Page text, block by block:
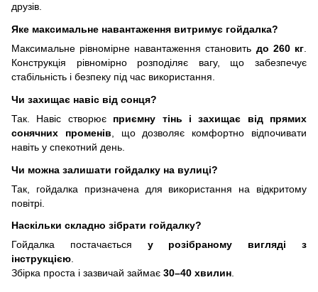
друзів.
Яке максимальне навантаження витримує гойдалка?
Максимальне рівномірне навантаження становить до 260 кг
Конструкція рівномірно розподіляє вагу, що забезпечує
стабільність і безпеку під час використання.
Чи захищає навіс від сонця?
Так. Навіс створює приємну тінь і захищає від прямих
сонячних променів , що дозволяє комфортно відпочивати
навіть у спекотний день.
Чи можна залишати гойдалку на вулиці?
Так, гойдалка призначена для використання на відкритому
повітрі.
Наскільки складно зібрати гойдалку?
Гойдалка постачається у розібраному вигляді з
інструкцією.
Збірка проста і зазвичай займає 30–40 хвилин.